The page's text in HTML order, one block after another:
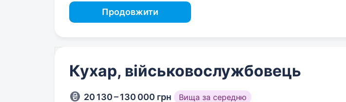
Продовжити
Кухар, військовослужбовець
20 130 – 130 000 грн Вища за середню